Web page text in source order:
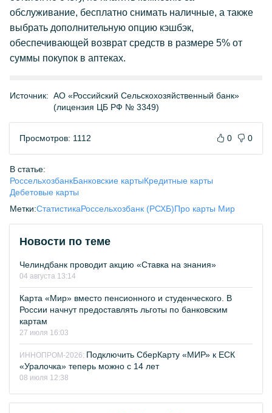
обслуживание, бесплатно снимать наличные, а также
выбрать дополнительную опцию кэшбэк,
обеспечивающей возврат средств в размере 5% от
суммы покупок в аптеках.
Источник: АО «Российский Сельскохозяйственный банк»
(лицензия ЦБ РФ № 3349)
Просмотров: 1112 0 0
В статье:
РоссельхозбанкБанковские картыКредитные карты
Дебетовые карты
Метки:СтатистикаРоссельхозбанк (РСХБ)Про карты Мир
Новости по теме
Челиндбанк проводит акцию «Ставка на знания»
04 августа 13:14
Карта «Мир» вместо пенсионного и студенческого. В
России начнут предоставлять льготы по банковским
картам
27 июля 16:03
ИННОПРОМ-2026: Подключить СберКарту «МИР» к ЕСК
«Уралочка» теперь можно с 14 лет
08 июля 12:38